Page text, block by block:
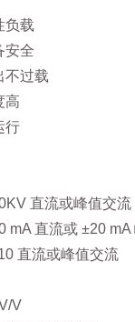
负载
安全
不过载
高
行
直流或峰值交流
mA 直流或 ±20 mA
直流或峰值交流
V